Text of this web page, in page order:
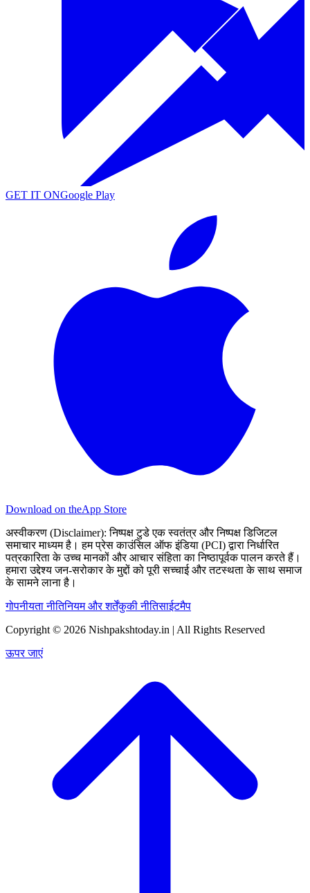
GET IT ONGoogle Play
Download on theApp Store
अस्वीकरण (Disclaimer): निष्पक्ष टुडे एक स्वतंत्र और निष्पक्ष डिजिटल
समाचार माध्यम है। हम प्रेस काउंसिल ऑफ इंडिया (PCI) द्वारा निर्धारित
पत्रकारिता के उच्च मानकों और आचार संहिता का निष्ठापूर्वक पालन करते हैं।
हमारा उद्देश्य जन-सरोकार के मुद्दों को पूरी सच्चाई और तटस्थता के साथ समाज
के सामने लाना है।
गोपनीयता नीतिनियम और शर्तेंकुकी नीतिसाईटमैप
Copyright © 2026 Nishpakshtoday.in | All Rights Reserved
ऊपर जाएं